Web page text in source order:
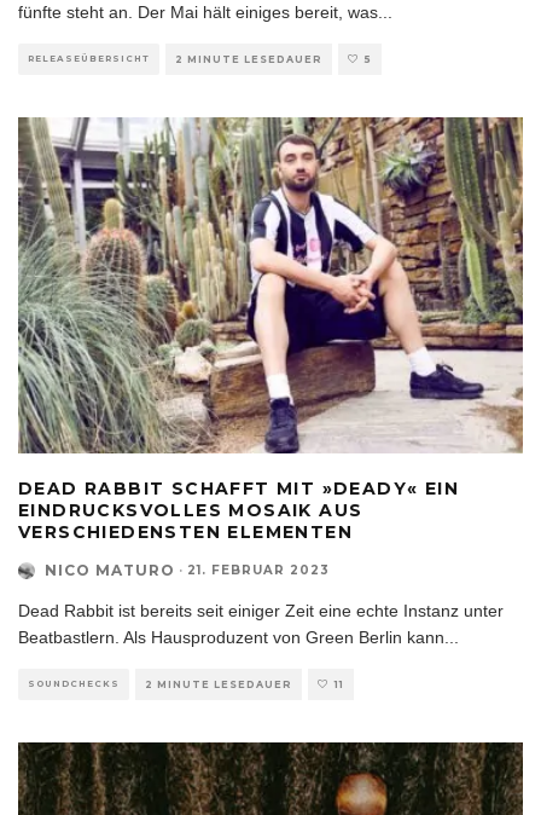
fünfte steht an. Der Mai hält einiges bereit, was
RELEASEÜBERSICHT 2 MINUTE LESEDAUER 5
DEAD RABBIT SCHAFFT MIT »DEADY« EIN
EINDRUCKSVOLLES MOSAIK AUS
VERSCHIEDENSTEN ELEMENTEN
NICO MATURO · 21. FEBRUAR 2023
Dead Rabbit ist bereits seit einiger Zeit eine echte Instanz unter
Beatbastlern. Als Hausproduzent von Green Berlin kann...
SOUNDCHECKS 2 MINUTE LESEDAUER 11